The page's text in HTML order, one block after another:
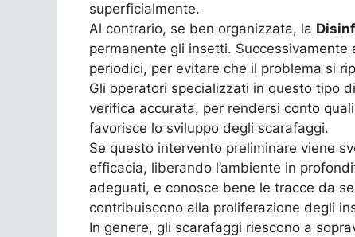
superficialmente.
Al contrario, se ben organizzata, la
permanente gli insetti.
periodici, per evitare che il problema si
Gli operatori specializzati in questo tipo
verifica accurata, per rendersi conto
favorisce lo sviluppo degli scarafaggi.
Se questo intervento preliminare viene
efficacia, liberando l’ambiente in
adeguati, e conosce bene le tracce da
contribuiscono alla proliferazione degli
In genere, gli scarafaggi riescono a